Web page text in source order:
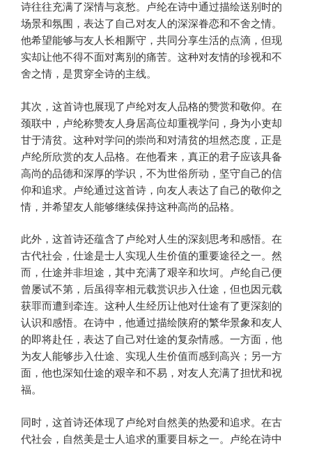
诗往往充满了深情与哀愁。卢纶在诗中通过描绘送别时的
场景和氛围，表达了自己对友人的深深眷恋和不舍之情。
他希望能够与友人长相厮守，共同分享生活的点滴，但现
实却让他不得不面对离别的痛苦。这种对友情的珍视和不
舍之情，是贯穿全诗的主线。
其次，这首诗也展现了卢纶对友人品格的赞赏和敬仰。在
颈联中，卢纶称赞友人身居高位却重视学问，身为小吏却
甘于清贫。这种对学问的崇尚和对清贫的坦然态度，正是
卢纶所欣赏的友人品格。在他看来，真正的君子应该具备
高尚的品德和深厚的学识，不为世俗所动，坚守自己的信
仰和追求。卢纶通过这首诗，向友人表达了自己的敬仰之
情，并希望友人能够继续保持这种高尚的品格。
此外，这首诗还蕴含了卢纶对人生的深刻思考和感悟。在
古代社会，仕途是士人实现人生价值的重要途径之一。然
而，仕途并非坦途，其中充满了艰辛和坎坷。卢纶自己便
曾屡试不第，后虽得宰相元载赏识步入仕途，但也因元载
获罪而遭到牵连。这种人生经历让他对仕途有了更深刻的
认识和感悟。在诗中，他通过描绘陕府的繁华景象和友人
的即将赴任，表达了自己对仕途的复杂情感。一方面，他
为友人能够步入仕途、实现人生价值而感到高兴；另一方
面，他也深知仕途的艰辛和不易，对友人充满了担忧和祝
福。
同时，这首诗还体现了卢纶对自然美的热爱和追求。在古
代社会，自然美是士人追求的重要目标之一。卢纶在诗中